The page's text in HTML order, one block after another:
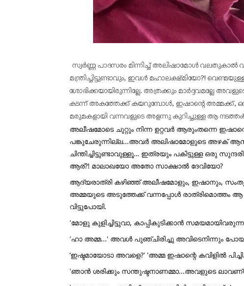
സ്വർണ്ണ പാദസരം മിന്നിച്ച് അലിഷാമോൾ വലതുകാൽ
മന്ത്രിച്ചിട്ടുണ്ടാവും, ഇവൾ മഹാലക്ഷ്മിയോ?!
ശോഭിക്കയായിരുന്നില്ലേ. അത്രക്കും മാർദ്ദവമല്ലേ
കടന്ന് അകത്തേക്ക് കയറുമ്പോൾ, ഇഷാന്റെ അമ്മക്ക്,
മരുമകളായി വന്നവളുടെ അളന്നു കുറിച്ചുള്ള ആ
അലീഷമോടെ ചുറ്റും നിന്ന ഉറ്റവർ ആരുംതന്നെ
പങ്കുചേരുന്നില്ല...അവർ അലിഷാമോളുടെ അഴക്
ചിന്തിച്ചിട്ടുണ്ടാവുള്ളൂ… ഇത്രയും പകിട്ടുള്ള ഒരു
ആര്?! മാലാഖയോ അതോ സാക്ഷാൽ ദേവിയോ?
ആദ്യരാത്രി കഴിഞ്ഞ് അലീഷമോളും, ഇഷാനും,
അമ്മയുടെ അടുത്തേക്ക് വന്നപ്പോൾ രാത്രിമൊത്തം
വിട്ടുപോയി.
'മോളു കുളിച്ചിട്ടുവാ, കാപ്പികുടിക്കാൻ
'ഹാ അമ്മ...' അവൾ പുഞ്ചിരിച്ചു അവിടെനിന്നും
‘ഇഷ്ടമായോടാ അവളെ?' 'അമ്മ ഇഷാന്റെ കവിളിൽ
'ഞാൻ ശരിക്കും സന്തുഷ്ടനാണമ്മാ...അവളുടെ